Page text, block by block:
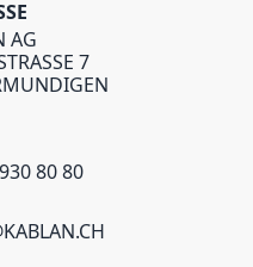
AG
7
80 80